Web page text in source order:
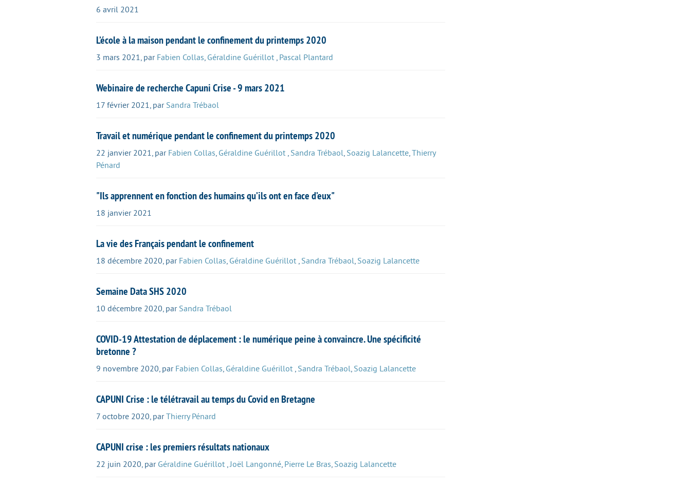
6 avril 2021
L’école à la maison pendant le confinement du printemps 2020
3 mars 2021, par Fabien Collas, Géraldine Guérillot , Pascal Plantard
Webinaire de recherche Capuni Crise - 9 mars 2021
17 février 2021, par Sandra Trébaol
Travail et numérique pendant le confinement du printemps 2020
22 janvier 2021, par Fabien Collas, Géraldine Guérillot , Sandra Trébaol, Soazig Lalancette,Thierry
Pénard
"Ils apprennent en fonction des humains qu’ils ont en face d’eux"
18 janvier 2021
La vie des Français pendant le confinement
18 décembre 2020, par Fabien Collas, Géraldine Guérillot , Sandra Trébaol, Soazig Lalancette
Semaine Data SHS 2020
10 décembre 2020, par Sandra Trébaol
COVID-19 Attestation de déplacement : le numérique peine à convaincre. Une spécificité
bretonne ?
9 novembre 2020, par Fabien Collas, Géraldine Guérillot , Sandra Trébaol, Soazig Lalancette
CAPUNI Crise : le télétravail au temps du Covid en Bretagne
7 octobre 2020, parThierry Pénard
CAPUNI crise : les premiers résultats nationaux
22 juin 2020, par Géraldine Guérillot ,Joël Langonné, Pierre Le Bras, Soazig Lalancette